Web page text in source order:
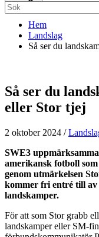
Search
for:
Hem
Landslag
Så ser du
Så ser du
eller Stor tjej
2 oktober 2024 /
SWE3
amerikansk fotboll
genom utmärkelsen
kommer fri entré till
landskamper.
För att som Stor grabb
landskamper eller SM-